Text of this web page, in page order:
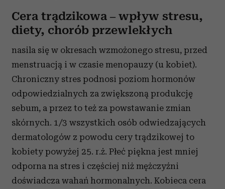
Cera trądzikowa – wpływ stresu,
diety, chorób przewlekłych
nasila się w okresach wzmożonego stresu, przed
menstruacją i w czasie menopauzy (u kobiet).
Chroniczny stres podnosi poziom hormonów
odpowiedzialnych za zwiększoną produkcję
sebum, a przez to też za powstawanie zmian
skórnych. 1/3 wszystkich osób odwiedzających
dermatologów z powodu cery trądzikowej to
kobiety powyżej 25. r.ż. Płeć piękna jest mniej
odporna na stres i częściej niż mężczyźni
doświadcza wahań hormonalnych. Kobieca cera